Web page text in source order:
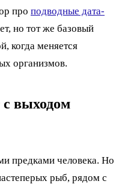
про подводные дата-
но тот же базовый
когда меняется
организмов.
выходом
предками человека. Но
рыб, рядом с